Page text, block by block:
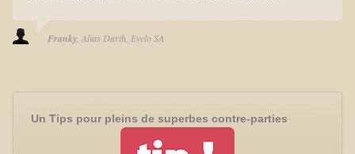
Franky Alias Darth Eyelo SA
Un Tips pour pleins de superbes contre-parties